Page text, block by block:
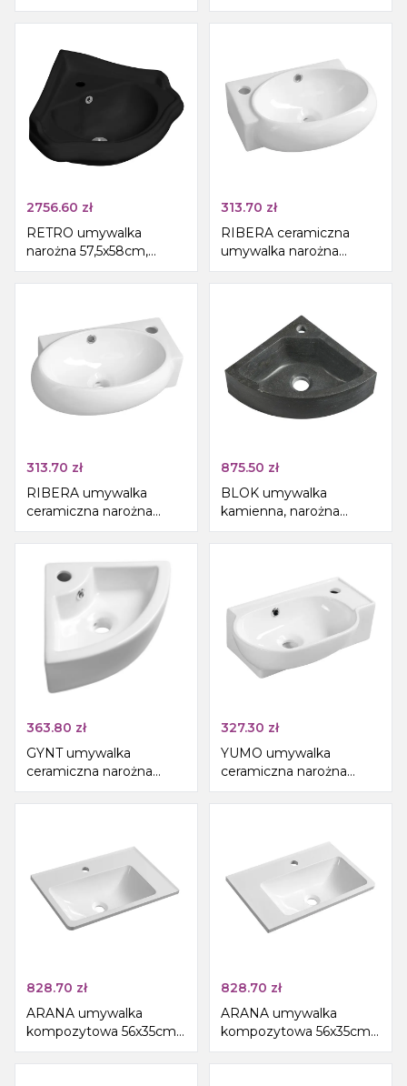
40x40cm, biały
38x38cm, biała
2756.60 zł
RETRO umywalka
narożna 57,5x58cm,
czarny mat
313.70 zł
RIBERA ceramiczna
umywalka narożna
43x28,5cm, lewy otwór
na baterię, biały
313.70 zł
RIBERA umywalka
ceramiczna narożna
43x28,5 cm, otwór na
baterię po prawej strony
875.50 zł
BLOK umywalka
kamienna, narożna
30x30cm, antracyt
363.80 zł
GYNT umywalka
ceramiczna narożna
33x33 cm, biała
327.30 zł
YUMO umywalka
ceramiczna narożna
45x28cm, biały
828.70 zł
ARANA umywalka
kompozytowa 56x35cm,
biała, prawa
828.70 zł
ARANA umywalka
kompozytowa 56x35cm,
biała, lewa